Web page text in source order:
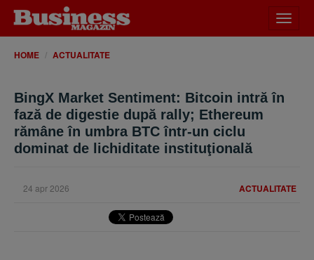
meniu
HOME ACTUALITATE
BingX Market Sentiment: Bitcoin intră în
fază de digestie după rally; Ethereum
rămâne în umbra BTC într-un ciclu
dominat de lichiditate instituţională
ACTUALITATE
24 apr 2026